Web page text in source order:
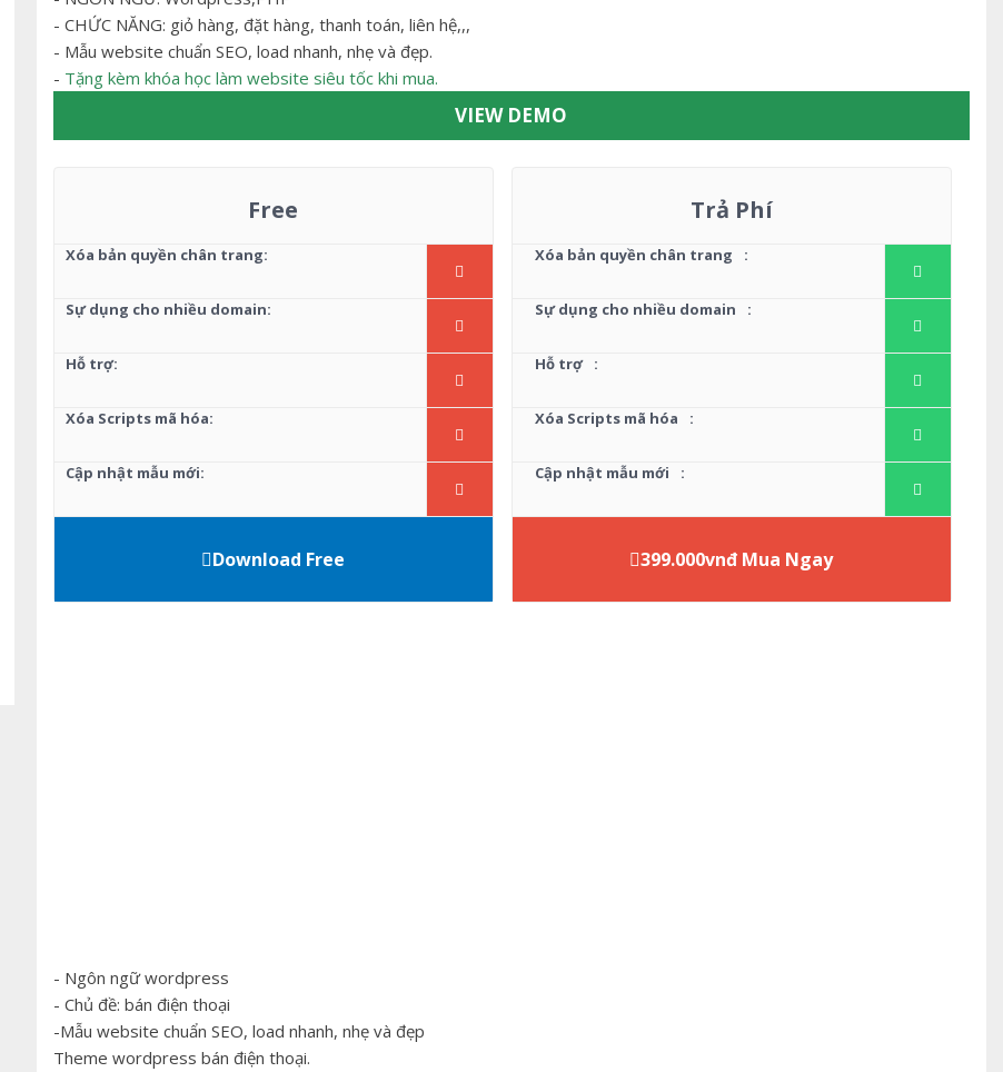
- CHỨC NĂNG: giỏ hàng, đặt hàng, thanh toán, liên hệ,,,
- Mẫu website chuẩn SEO, load nhanh, nhẹ và đẹp.
- Tặng kèm khóa học làm website siêu tốc khi mua.
VIEW DEMO
Free
Xóa bản quyền chân trang:
Sự dụng cho nhiều domain:
Hỗ trợ:
Xóa Scripts mã hóa:
Cập nhật mẫu mới:
Download Free
Trả Phí
Xóa bản quyền chân trang :
Sự dụng cho nhiều domain :
Hỗ trợ :
Xóa Scripts mã hóa :
Cập nhật mẫu mới :
399.000vnđ Mua Ngay
- Ngôn ngữ wordpress
- Chủ đề: bán điện thoại
-Mẫu website chuẩn SEO, load nhanh, nhẹ và đẹp
Theme wordpress bán điện thoại.